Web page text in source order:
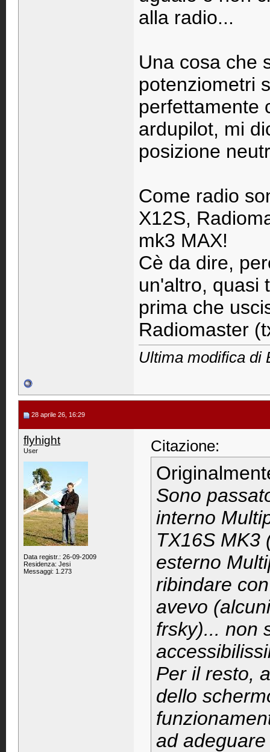
alla radio...
Una cosa che
potenziometri
perfettamente
ardupilot, mi
posizione
Come radio
X12S,
mk3 MAX!
Cè da dire,
un'altro, quasi
prima che
Radiomaster
Ultima modifica di
28 aprile 26, 16:29
flyhight
User
Data registr.: 26-09-2009
Residenza: Jesi
Messaggi: 1.273
Citazione:
Sono
interno
TX16S MK3
esterno
ribindare
avevo
frsky)... non
Per il resto,
dello
ad